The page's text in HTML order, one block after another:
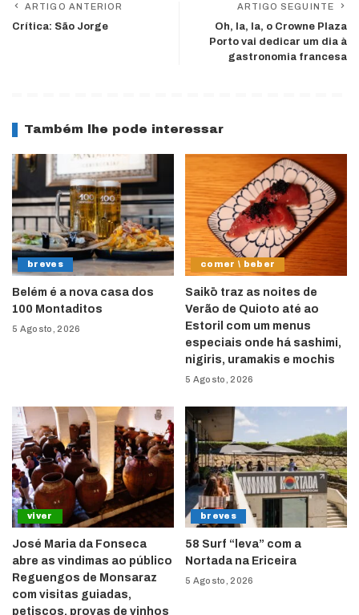
ARTIGO ANTERIOR
Crítica: São Jorge
ARTIGO SEGUINTE
Oh, la, la, o Crowne Plaza
Porto vai dedicar um dia à
gastronomia francesa
Também lhe pode interessar
breves
Belém é a nova casa dos
100 Montaditos
5 Agosto, 2026
comer \ beber
Saikō traz as noites de
Verão de Quioto até ao
Estoril com um menus
especiais onde há sashimi,
nigiris, uramakis e mochis
5 Agosto, 2026
viver
José Maria da Fonseca
abre as vindimas ao público
Reguengos de Monsaraz
com visitas guiadas,
petiscos, provas de vinhos
breves
58 Surf “leva” com a
Nortada na Ericeira
5 Agosto, 2026